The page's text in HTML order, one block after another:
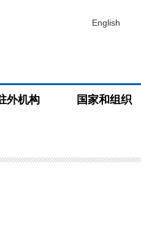
English
外机构 国家和组织